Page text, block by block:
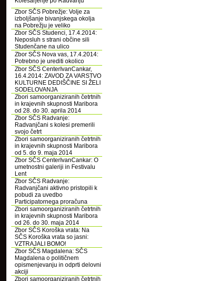
Zbor SČS Pobrežje: Volje za
izboljšanje bivanjskega okolja
na Pobrežju je veliko
Zbor SČS Studenci, 17.4.2014:
Neposluh s strani občine sili
Studenčane na ulico
Zbor SČS Nova vas, 17.4.2014:
Potrebno je urediti okolico
Zbor SČS CenterIvanCankar,
16.4.2014: ZAVOD ZA VARSTVO
KULTURNE DEDIŠČINE SI ŽELI
SODELOVANJA
Zbori samoorganiziranih četrtnih
in krajevnih skupnosti Maribora
od 28. do 30. aprila 2014
Zbor SČS Radvanje:
Radvanjčani s kolesi premerili
svojo četrt
Zbori samoorganiziranih četrtnih
in krajevnih skupnosti Maribora
od 5. do 9. maja 2014
Zbor SČS CenterIvanCankar: O
umetnostni galeriji in Festivalu
Lent
Zbor SČS Radvanje:
Radvanjčani aktivno pristopili k
pobudi za uvedbo
Participatornega proračuna
Zbori samoorganiziranih četrtnih
in krajevnih skupnosti Maribora
od 26. do 30. maja 2014
Zbor SČS Koroška vrata: Na
SČS Koroška vrata so jasni:
VZTRAJALI BOMO!
Zbor SČS Magdalena: SČS
Magdalena o političnem
opismenjevanju in odprti delovni
akciji
Zbori samoorganiziranih četrtnih